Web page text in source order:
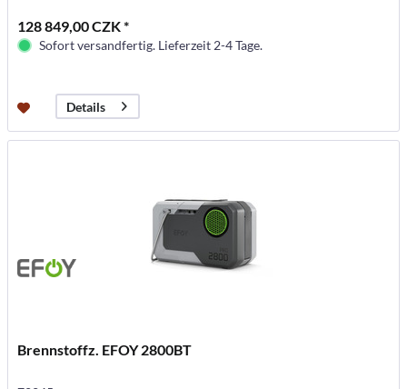
128 849,00 CZK *
Sofort versandfertig. Lieferzeit 2-4 Tage.
Details
Brennstoffz. EFOY 2800BT